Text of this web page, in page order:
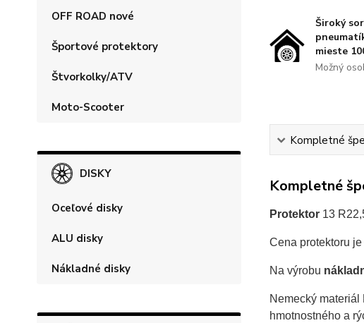
OFF ROAD nové
Športové protektory
Štvorkolky/ATV
Moto-Scooter
DISKY
Oceľové disky
ALU disky
Nákladné disky
Široký
mieste
Možný
Kompletné
Kompletné
Protektor13
Cena protektoru je
Na výrobu
Nemecký
hmotnostného a